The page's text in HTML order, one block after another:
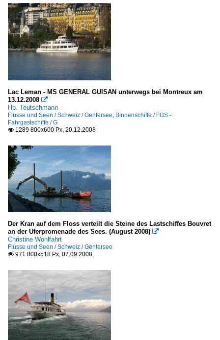
Lac Leman - MS GENERAL GUISAN unterwegs bei Montreux am
13.12.2008 
Hp. Teutschmann
Flüsse und Seen / Schweiz / Genfersee Binnenschiffe / FGS -
Fahrgastschiffe / G
 1289 800x600 Px, 20.12.2008
Der Kran auf dem Floss verteilt die Steine des Lastschiffes Bouvret
an der Uferpromenade des Sees. (August 2008) 
Christine Wohlfahrt
Flüsse und Seen / Schweiz / Genfersee
 971 800x518 Px, 07.09.2008